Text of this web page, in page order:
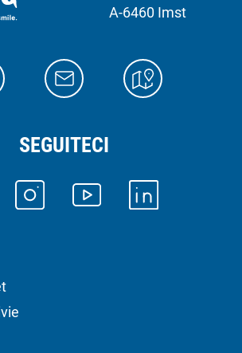
A-6460 Imst
SEGUITECI